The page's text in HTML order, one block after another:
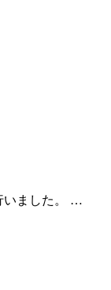
いました。 …